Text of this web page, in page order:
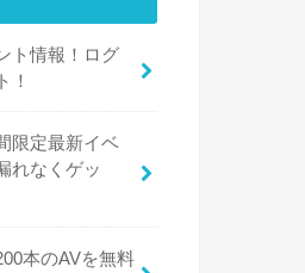
ト情報！ログ
！
限定最新イベ
れなくゲッ
本のAVを無料